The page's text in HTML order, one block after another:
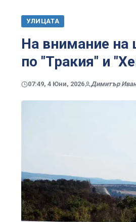
УЛИЦАТА
На внимание на
по "Тракия" и
07:49, 4 Юни, 2026 Димитър